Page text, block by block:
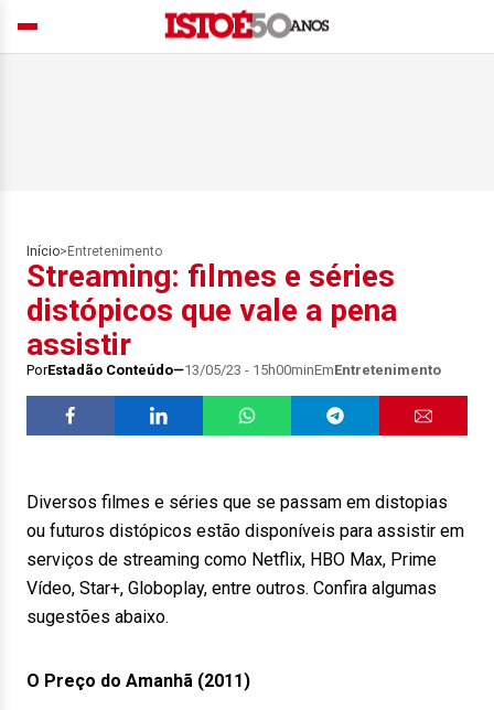
Início> Entretenimento
Streaming: filmes e séries
distópicos que vale a pena
assistir
PorEstadão Conteúdo 13/05/23 - 15h00minEmEntretenimento
Diversos filmes e séries que se passam em distopias
ou futuros distópicos estão disponíveis para assistir em
serviços de streaming como Netflix, HBO Max, Prime
Vídeo, Star+, Globoplay, entre outros. Confira algumas
sugestões abaixo.
O Preço do Amanhã (2011)